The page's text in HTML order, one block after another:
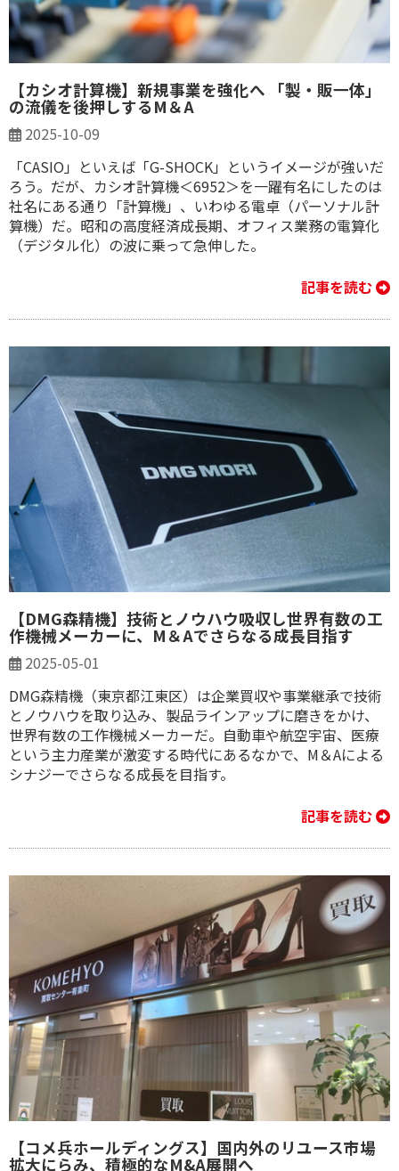
【カシオ計算機】新規事業を強化へ 「製・販一体」
の流儀を後押しするM＆A
2025-10-09
「CASIO」といえば「G-SHOCK」というイメージが強いだ
ろう。だが、カシオ計算機＜6952＞を一躍有名にしたのは
社名にある通り「計算機」、いわゆる電卓（パーソナル計
算機）だ。昭和の高度経済成長期、オフィス業務の電算化
（デジタル化）の波に乗って急伸した。
記事を読む
【DMG森精機】技術とノウハウ吸収し世界有数の工
作機械メーカーに、M＆Aでさらなる成長目指す
2025-05-01
DMG森精機（東京都江東区）は企業買収や事業継承で技術
とノウハウを取り込み、製品ラインアップに磨きをかけ、
世界有数の工作機械メーカーだ。自動車や航空宇宙、医療
という主力産業が激変する時代にあるなかで、M＆Aによる
シナジーでさらなる成長を目指す。
記事を読む
【コメ兵ホールディングス】国内外のリユース市場
拡大にらみ、積極的なM&A展開へ